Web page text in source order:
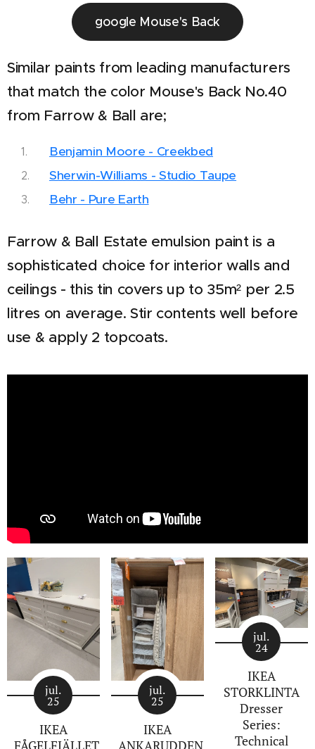
google Mouse's Back
Similar paints from leading manufacturers
that match the color Mouse's Back No.40
from Farrow & Ball are;
Benjamin Moore - Creekbed
Sherwin-Williams - Studio Taupe
Behr - Pure Earth
Farrow & Ball Estate emulsion paint is a
sophisticated choice for interior walls and
ceilings - this tin covers up to 35m² per 2.5
litres on average. Stir contents well before
use & apply 2 topcoats.
jul.
25
IKEA
FÅGELFJÄLLET
jul.
25
IKEA
ANKARUDDEN
jul.
24
IKEA
STORKLINTA
Dresser
Series:
Technical